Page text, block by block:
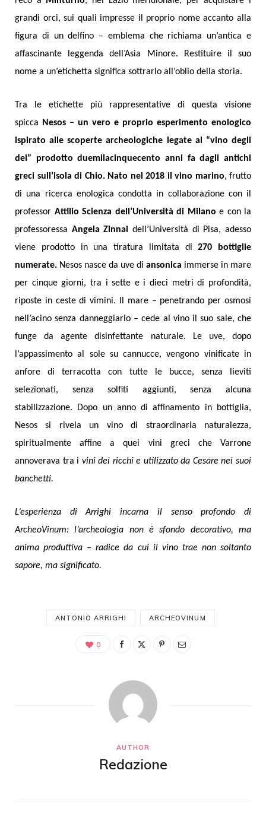
grandi orci, sui quali impresse il proprio nome accanto alla
figura di un delfino – emblema che richiama un’antica e
affascinante leggenda dell’Asia Minore. Restituire il suo
nome a un’etichetta significa sottrarlo all’oblio della storia.
Tra le etichette più rappresentative di questa visione
spicca Nesos – un vero e proprio esperimento enologico
ispirato alle scoperte archeologiche legate al “vino degli
dei” prodotto duemilacinquecento anni fa dagli antichi
greci sull’isola di Chio. Nato nel 2018 il vino marino, frutto
di una ricerca enologica condotta in collaborazione con il
professor Attilio Scienza dell’Università di Milano e con la
professoressa Angela Zinnai dell’Università di Pisa, adesso
viene prodotto in una tiratura limitata di270 bottiglie
numerate. Nesos nasce da uve di ansonica immerse in mare
per cinque giorni, tra i sette e i dieci metri di profondità,
riposte in ceste di vimini. Il mare – penetrando per osmosi
nell’acino senza danneggiarlo – cede al vino il suo sale, che
funge da agente disinfettante naturale. Le uve, dopo
l’appassimento al sole su cannucce, vengono vinificate in
anfore di terracotta con tutte le bucce, senza lieviti
selezionati, senza solfiti aggiunti, senza alcuna
stabilizzazione. Dopo un anno di affinamento in bottiglia,
Nesos si rivela un vino di straordinaria naturalezza,
spiritualmente affine a quei vini greci che Varrone
annoverava tra i vini dei ricchi e utilizzato da Cesare nei suoi
banchetti.
L’esperienza di Arrighi incarna il senso profondo di
ArcheoVinum: l’archeologia non è sfondo decorativo, ma
anima produttiva – radice da cui il vino trae non soltanto
sapore, ma significato.
ANTONIO ARRIGHI ARCHEOVINUM
0
AUTHOR
Redazione